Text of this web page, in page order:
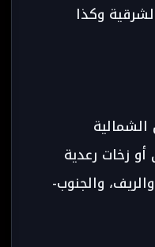
وكذا
زخات رعدية
والجنوب-